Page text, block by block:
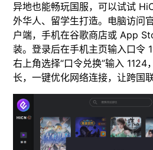
异地也能畅玩国服，可以试试
外华人、留学生打造。电脑访问
户端，手机在谷歌商店或 App
装。登录后在手机主页输入口令
右上角选择“口令兑换”输入 1124
长，一键优化网络连接，让跨国